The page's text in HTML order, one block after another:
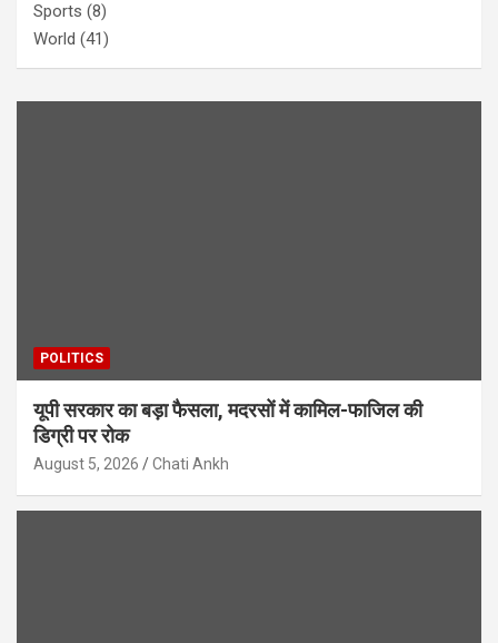
Sports (8)
World (41)
POLITICS
यूपी सरकार का बड़ा फैसला, मदरसों में कामिल-फाजिल की
डिग्री पर रोक
August 5, 2026 Chati Ankh